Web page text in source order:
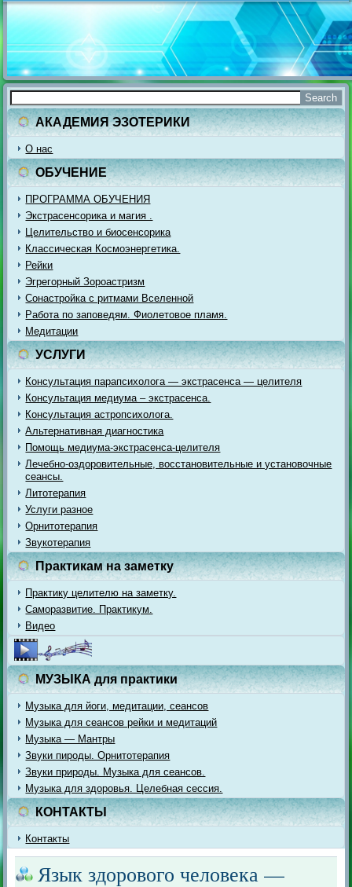
АКАДЕМИЯ ЭЗОТЕРИКИ
О нас
ОБУЧЕНИЕ
ПРОГРАММА ОБУЧЕНИЯ
Экстрасенсорика и магия .
Целительство и биосенсорика
Классическая Космоэнергетика.
Рейки
Эгрегорный Зороастризм
Сонастройка с ритмами Вселенной
Работа по заповедям. Фиолетовое пламя.
Медитации
УСЛУГИ
Консультация парапсихолога — экстрасенса — целителя
Консультация медиума – экстрасенса.
Консультация астропсихолога.
Альтернативная диагностика
Помощь медиума-экстрасенса-целителя
Лечебно-оздоровительные, восстановительные и установочные
сеансы.
Литотерапия
Услуги разное
Орнитотерапия
Звукотерапия
Практикам на заметку
Практику целителю на заметку.
Саморазвитие. Практикум.
Видео
МУЗЫКА для практики
Музыка для йоги, медитации, сеансов
Музыка для сеансов рейки и медитаций
Музыка — Мантры
Звуки пироды. Орнитотерапия
Звуки природы. Музыка для сеансов.
Музыка для здоровья. Целебная сессия.
КОНТАКТЫ
Контакты
Язык здорового человека —